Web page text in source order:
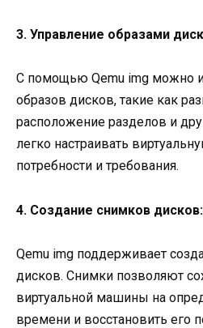
3. Управление образами
С помощью Qemu img можно
образов дисков, такие как
расположение разделов и
легко настраивать
потребности и требования.
4. Создание снимков дисков:
Qemu img поддерживает
дисков. Снимки позволяют
виртуальной машины на
времени и восстановить его